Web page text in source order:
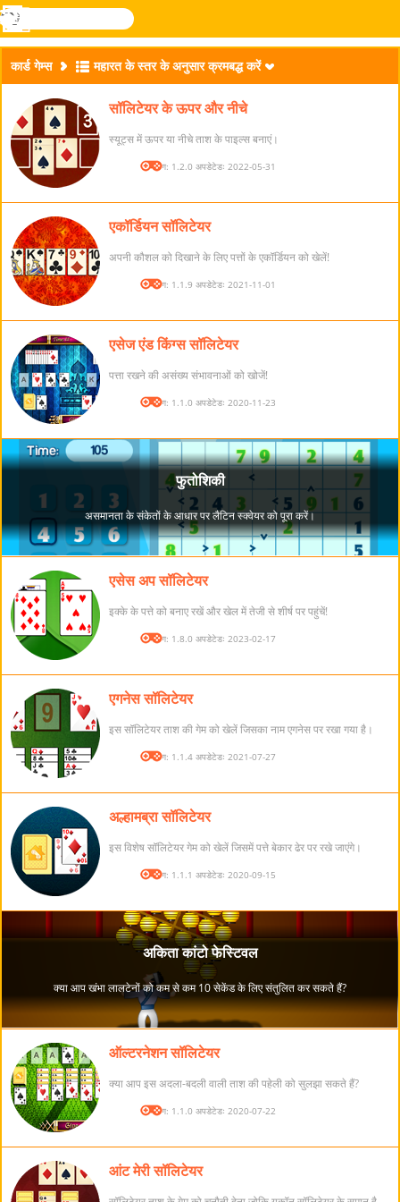
Novel
खोजे
लॉग
मेनू
कार्ड गेम्स महारत के स्तर के अनुसार क्रमबद्ध करें
सॉलिटेयर के ऊपर और नीचे
स्यूट्स में ऊपर या नीचे ताश के पाइल्स बनाएं।
संस्करण: 1.2.0 अपडेटेडः 2022-05-31
एकॉर्डियन सॉलिटेयर
अपनी कौशल को दिखाने के लिए पत्तों के एकॉर्डियन को खेलें!
संस्करण: 1.1.9 अपडेटेडः 2021-11-01
एसेज एंड किंग्स सॉलिटेयर
पत्ता रखने की असंख्य संभावनाओं को खोजें!
संस्करण: 1.1.0 अपडेटेडः 2020-11-23
एसेस अप सॉलिटेयर
इक्के के पत्ते को बनाए रखें और खेल में तेजी से शीर्ष पर पहुंचें!
संस्करण: 1.8.0 अपडेटेडः 2023-02-17
एगनेस सॉलिटेयर
इस सॉलिटेयर ताश की गेम को खेलें जिसका नाम एगनेस पर रखा गया है।
संस्करण: 1.1.4 अपडेटेडः 2021-07-27
अल्हामब्रा सॉलिटेयर
इस विशेष सॉलिटेयर गेम को खेलें जिसमें पत्ते बेकार ढेर पर रखे जाएंगे।
संस्करण: 1.1.1 अपडेटेडः 2020-09-15
ऑल्टरनेशन सॉलिटेयर
क्या आप इस अदला-बदली वाली ताश की पहेली को सुलझा सकते हैं?
संस्करण: 1.1.0 अपडेटेडः 2020-07-22
आंट मेरी सॉलिटेयर